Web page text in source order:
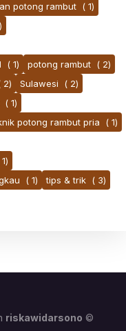
potong rambut ( 1)
( 1) potong rambut ( 2)
2) Sulawesi
( 2)
( 1)
potong rambut pria
( 1)
( 1) tips & trik ( 3)
riskawidarsono ©